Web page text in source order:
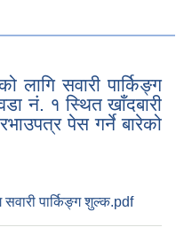
सवारी पार्किङ्ग
नं. १ स्थित खाँदबारी
पेस गर्ने बारेको
पार्किङ्ग शुल्क.pdf